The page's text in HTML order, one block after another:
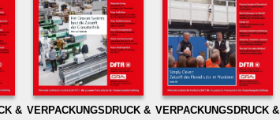
& VERPACKUNGSDRUCK & VERPACKUNGSDRUCK &